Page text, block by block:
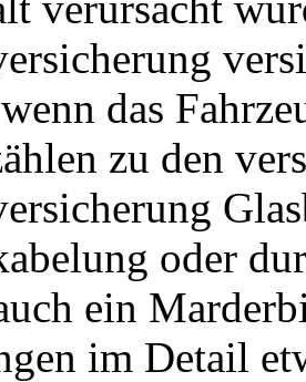
das
zu den
oder
ein
im Detail